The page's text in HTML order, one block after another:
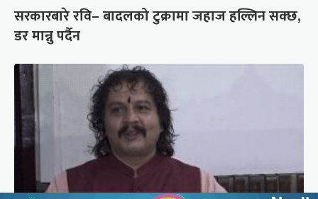
सरकारबारे रवि– बादलको टुक्रामा जहाज हल्लिन सक्छ,
डर मान्नु पर्दैन